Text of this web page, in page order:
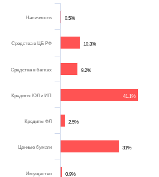
0.5%
10.3%
9.2%
41.1%
2.5%
31%
0.9%
Наличность
Средства в ЦБ РФ
Средства в банках
Кредиты ЮЛ и ИП
Кредиты ФЛ
Ценные бумаги
Имущество